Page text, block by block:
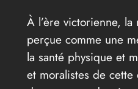
À l’ère victorienne,
perçue comme une
la santé physique et
et moralistes de